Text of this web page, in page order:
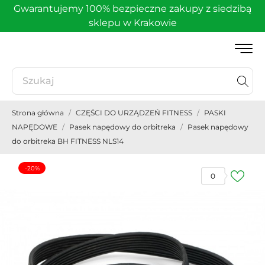
Gwarantujemy 100% bezpieczne zakupy z siedzibą
sklepu w Krakowie
Strona główna CZĘŚCI DO URZĄDZEŃ FITNESS
PASKI
NAPĘDOWE
Pasek napędowy do orbitreka
Pasek napędowy
do orbitreka BH FITNESS NLS14
0
-20%